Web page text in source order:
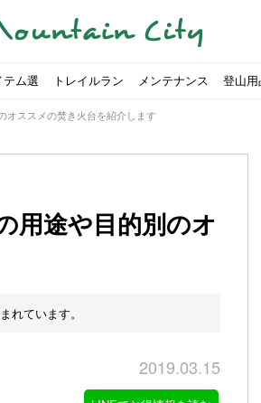
・お手入れ方法を解説
】保冷剤の役割や選び方・効率的な冷や
た！
登山に】湯切り不要パスタの作り方！深型
おすすめモデル5選
ング用ヘッドライトを選ぶ4つのポイント
で人気アイテムを紹介！
発表】なぜ今、登山やクライミングを自粛
ゲリータピザ』の作り方
パーSakiさんに教わる！『モッツァレラチ
岳〜硫黄岳の縦走コースをご紹介
山行コース解説。日帰り可能なプランをご
テム選
特徴も合わせて解説！
き火台が手に入る？初心者でも手続きはカ
トレイルラン
別おすすめリュック9選
レイルランニングシューズはどちらを選ぶ
メンテナンス
生の相棒を見つけよう！
らグレゴリー！選ぶポイントと容量別おす
登山
水, カメラ用を解説
トは用途に合わせてレーベルで選ぶ！おす
の「源流居酒屋よーこ」チャンネル徹底
釣りに行けないから、家で魚を捌いてみよ
た！
由とおすすめウェアを紹介
ヤーのおすすめウェア8選！防虫, 防水, カ
ル徹底取材！
ショコラ』の作り方
お家でアウトドア気分〜ホットサンド編〜
シピ」
！深型ソロクッカーでも作れるおすすめ
パーSakiさんに教わる！『濃厚蒸しショコ
り方ュワ・トロ〜『ミルクティーフレンチト
パーSakiさんに教わる！おかずにも酒の肴
粛明け登山企画vol.2〜初秋の黒岳編〜
ーを楽しみたい！山の値段相場や売買の注
選
由, 選び方, おすすめモデル
ングカー紹介】Japan CampingCar Show
】使わなくなったキャンプ道具の行方！【
ガで高価買取する方法
テンシティインスタフォトコンテスト開催
オススメの焚き火台を紹介します
用途や目的別のオ
れています。
2019.03.15